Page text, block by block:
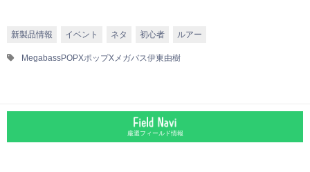
新製品情報 イベント ネタ 初心者 ルアー
MegabassPOPXポップXメガバス伊東由樹
厳選フィールド情報